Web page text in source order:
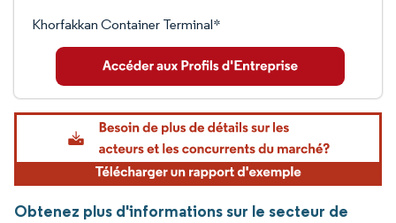
Khorfakkan Container Terminal*
Obtenez plus d'informations sur le secteur de